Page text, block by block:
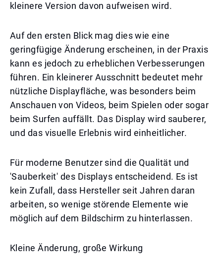
kleinere Version davon aufweisen wird.
Auf den ersten Blick mag dies wie eine
geringfügige Änderung erscheinen, in der Praxis
kann es jedoch zu erheblichen Verbesserungen
führen. Ein kleinerer Ausschnitt bedeutet mehr
nützliche Displayfläche, was besonders beim
Anschauen von Videos, beim Spielen oder sogar
beim Surfen auffällt. Das Display wird sauberer,
und das visuelle Erlebnis wird einheitlicher.
Für moderne Benutzer sind die Qualität und
'Sauberkeit' des Displays entscheidend. Es ist
kein Zufall, dass Hersteller seit Jahren daran
arbeiten, so wenige störende Elemente wie
möglich auf dem Bildschirm zu hinterlassen.
Kleine Änderung, große Wirkung